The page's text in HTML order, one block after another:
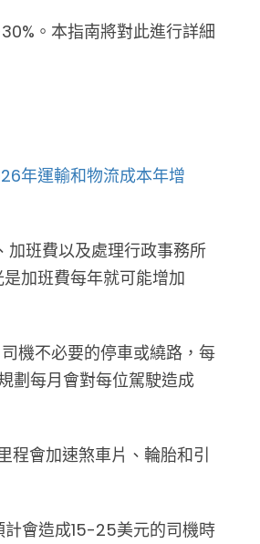
。本指南將對此進行詳細
年運輸和物流成本年增
加班費以及處理行政事務所
加班費每年就可能增加
機不必要的停車或繞路，每
劃每月會對每位駕駛造成
程會加速煞車片、輪胎和引
計會造成15-25美元的司機時